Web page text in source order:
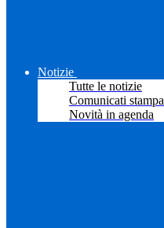
Notizie
Tutte le notizie
Comunicati stampa
Novità in agenda